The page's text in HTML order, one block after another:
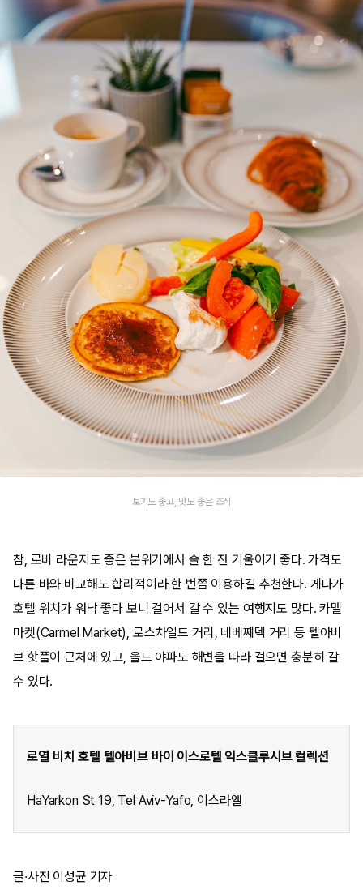
보기도 좋고, 맛도 좋은 조식
참, 로비 라운지도 좋은 분위기에서 술 한 잔 기울이기 좋다. 가격도
다른 바와 비교해도 합리적이라 한 번쯤 이용하길 추천한다. 게다가
호텔 위치가 워낙 좋다 보니 걸어서 갈 수 있는 여행지도 많다. 카멜
마켓(Carmel Market), 로스차일드 거리, 네베쩨덱 거리 등 텔아비
브 핫플이 근처에 있고, 올드 야파도 해변을 따라 걸으면 충분히 갈
수 있다.
로열 비치 호텔 텔아비브 바이 이스로텔 익스클루시브 컬렉션
HaYarkon St 19, Tel Aviv-Yafo, 이스라엘
글·사진 이성균 기자​